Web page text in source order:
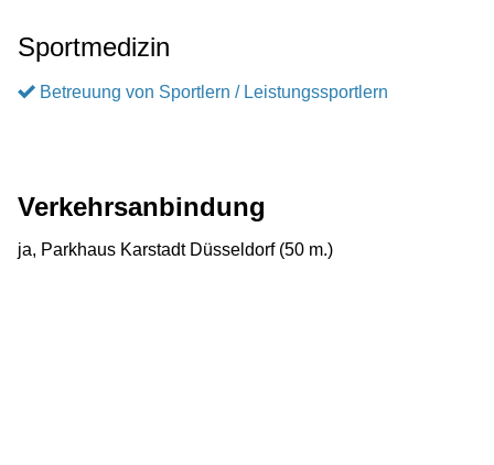
Sportmedizin
Betreuung von Sportlern / Leistungssportlern
Verkehrsanbindung
ja, Parkhaus Karstadt Düsseldorf (50 m.)